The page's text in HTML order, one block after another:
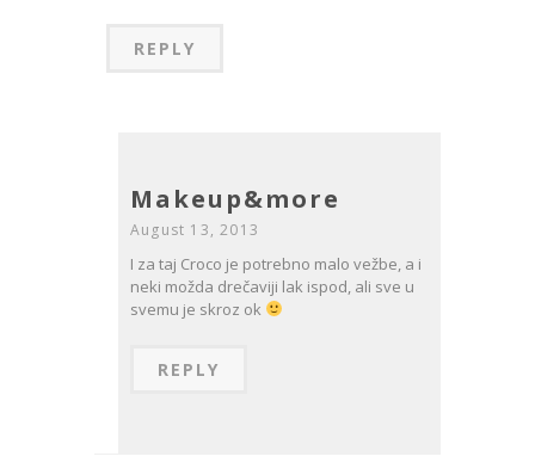
REPLY
Makeup&more
August 13, 2013
I za taj Croco je potrebno malo vežbe, a i
neki možda drečaviji lak ispod, ali sve u
svemu je skroz ok
REPLY